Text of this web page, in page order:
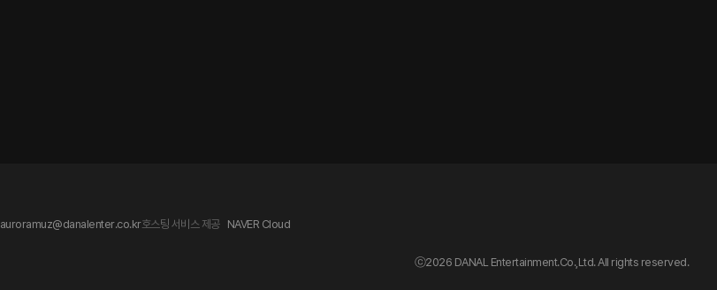
auroramuz@danalenter.co.kr호스팅 서비스 제공 NAVER Cloud
ⓒ2026 DANAL Entertainment.Co.,Ltd. All rights reserved.